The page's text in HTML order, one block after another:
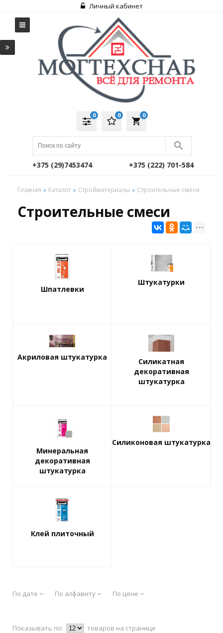
Личный кабинет
local_grocery_store
0
0
0
+375 (29)7453474 +375 (222) 701-584
Главная Каталог Стройматериалы Строительные смеси
Строительные смеси
Шпатлевки
Штукатурки
Акриловая штукатурка
Силикатная
декоративная
штукатурка
Минеральная
декоративная
штукатурка
Силиконовая штукатурка
Клей плиточный
По дате По алфавиту По цене
Показывать по: товаров на странице